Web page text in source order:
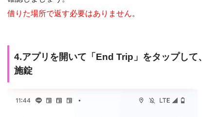
借りた場所で返す必要はありません。
4.アプリを開いて「End Trip」をタップして、
施錠